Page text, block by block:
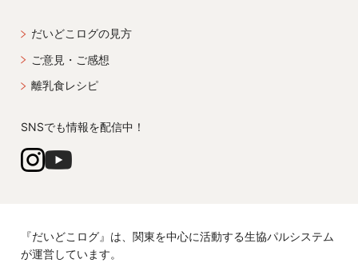
だいどこログの見方
ご意見・ご感想
離乳食レシピ
SNSでも情報を配信中！
『だいどこログ』は、関東を中心に活動する生協パルシステム
が運営しています。